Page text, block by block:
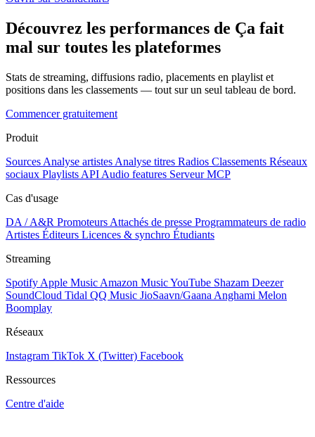
Découvrez les performances de Ça fait
mal sur toutes les plateformes
Stats de streaming, diffusions radio, placements en playlist et
positions dans les classements — tout sur un seul tableau de bord.
Commencer gratuitement
Produit
Sources Analyse artistes Analyse titres Radios Classements Réseaux
sociaux Playlists API Audio features Serveur MCP
Cas d'usage
DA / A&R Promoteurs Attachés de presse Programmateurs de radio
Artistes Éditeurs Licences & synchro Étudiants
Streaming
Spotify Apple Music Amazon MusicYouTube Shazam Deezer
SoundCloud Tidal QQ Music JioSaavn/Gaana Anghami Melon
Boomplay
Réseaux
Instagram TikTok X (Twitter) Facebook
Ressources
Centre d'aide